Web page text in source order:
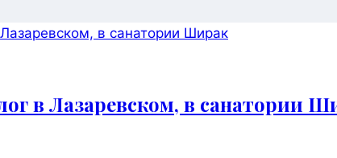
в Лазаревском, в санатории